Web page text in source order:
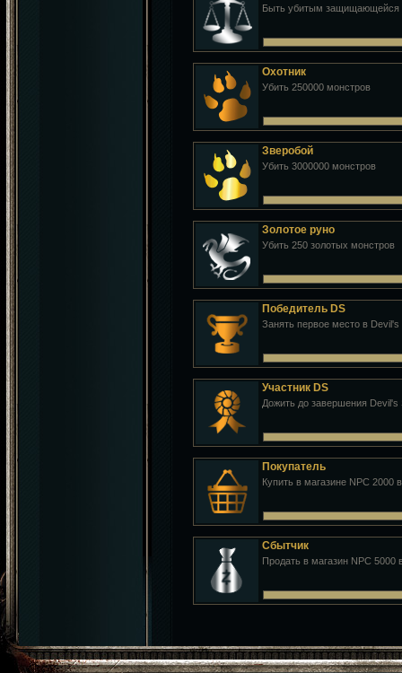
Быть убитым защищающейся
Охотник
Убить 250000 монстров
Зверобой
Убить 3000000 монстров
Золотое руно
Убить 250 золотых монстров
Победитель DS
Занять первое место в Devil's
Участник DS
Дожить до завершения Devil's
Покупатель
Купить в магазине NPC 2000
Сбытчик
Продать в магазин NPC 5000